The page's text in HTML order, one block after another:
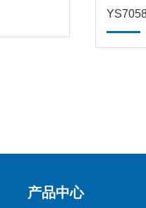
产品中心